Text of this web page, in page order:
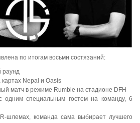
по итогам восьми состязаний:
раунд
Nepal и Oasis
матч в режиме Rumble на стадионе DFH
одним специальным гостем на команду, 6
шлемах, команда сама выбирает лучшего